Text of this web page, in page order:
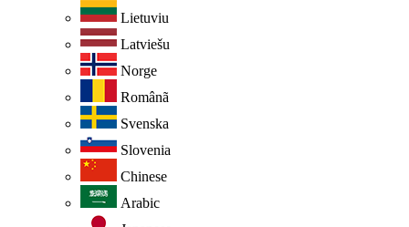
Lietuviu
Latviešu
Norge
Românã
Svenska
Slovenia
Chinese
Arabic